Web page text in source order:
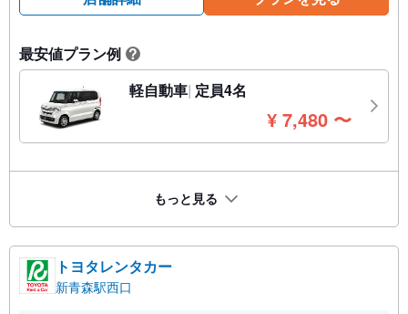
最安値プラン例 ?
軽自動車 定員4名
¥ 7,480 円
〜
もっと見る
トヨタレンタカー
新青森駅西口